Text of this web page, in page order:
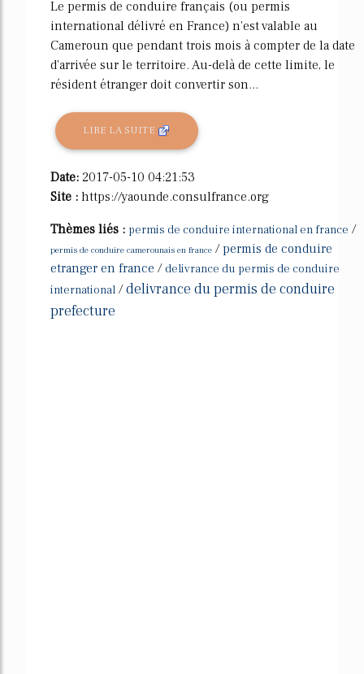
Le permis de conduire français (ou permis
international délivré en France) n'est valable au
Cameroun que pendant trois mois à compter de la date
d'arrivée sur le territoire. Au-delà de cette limite, le
résident étranger doit convertir son...
LIRE LA SUITE
Date: 2017-05-10 04:21:53
Site : https://yaounde.consulfrance.org
Thèmes liés : permis de conduire international en france /
permis de conduire camerounais en france /permis de conduire
etranger en france / delivrance du permis de conduire
international /delivrance du permis de conduire
prefecture